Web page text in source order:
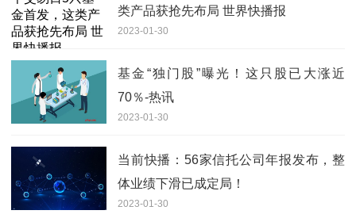
类产品获抢先布局 世界快播报
2023-01-30
基金“独门股”曝光！这只股已大涨近
70％-热讯
2023-01-30
当前快播：56家信托公司年报发布，整
体业绩下滑已成定局！
2023-01-30